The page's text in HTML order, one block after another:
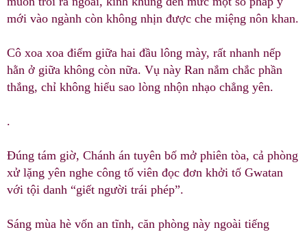
mới vào ngành còn không nhịn được che miệng nôn khan.
Cô xoa xoa điểm giữa hai đầu lông mày, rất nhanh nếp
hằn ở giữa không còn nữa. Vụ này Ran nắm chắc phần
thắng, chỉ không hiểu sao lòng nhộn nhạo chẳng yên.
.
Đúng tám giờ, Chánh án tuyên bố mở phiên tòa, cả phòng
xử lặng yên nghe công tố viên đọc đơn khởi tố Gwatan
với tội danh “giết người trái phép”.
Sáng mùa hè vốn an tĩnh, căn phòng này ngoài tiếng